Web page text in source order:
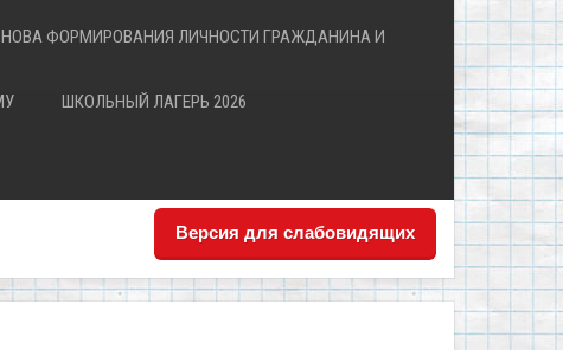
ФОРМИРОВАНИЯ ЛИЧНОСТИ ГРАЖДАНИНА И
ШКОЛЬНЫЙ ЛАГЕРЬ 2026
Версия для слабовидящих